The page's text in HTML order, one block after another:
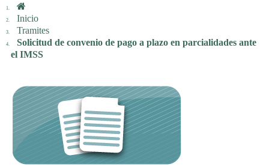
Inicio
Tramites
Solicitud de convenio de pago a plazo en parcialidades ante
el IMSS